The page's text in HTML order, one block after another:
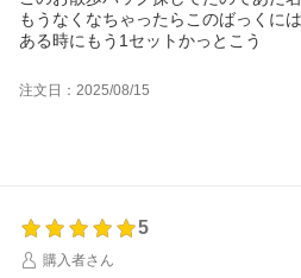
もうなくなちゃったらこのばっくに
ある時にもう1セットかっとこう
注文日：2025/08/15
5
購入者さん